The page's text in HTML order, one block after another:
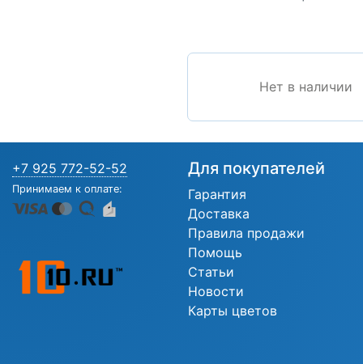
Нет в наличии
+7 925 772-52-52
Принимаем к оплате:
Для покупателей
Гарантия
Доставка
Правила продажи
Помощь
Статьи
Новости
Карты цветов